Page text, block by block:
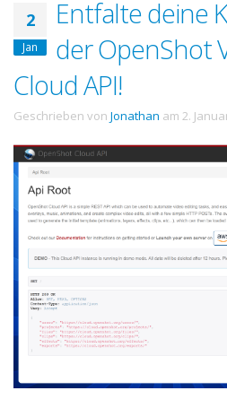
2
Jan
Entfalte deine
der OpenShot
Cloud API!
Geschrieben von Jonathan am 2.